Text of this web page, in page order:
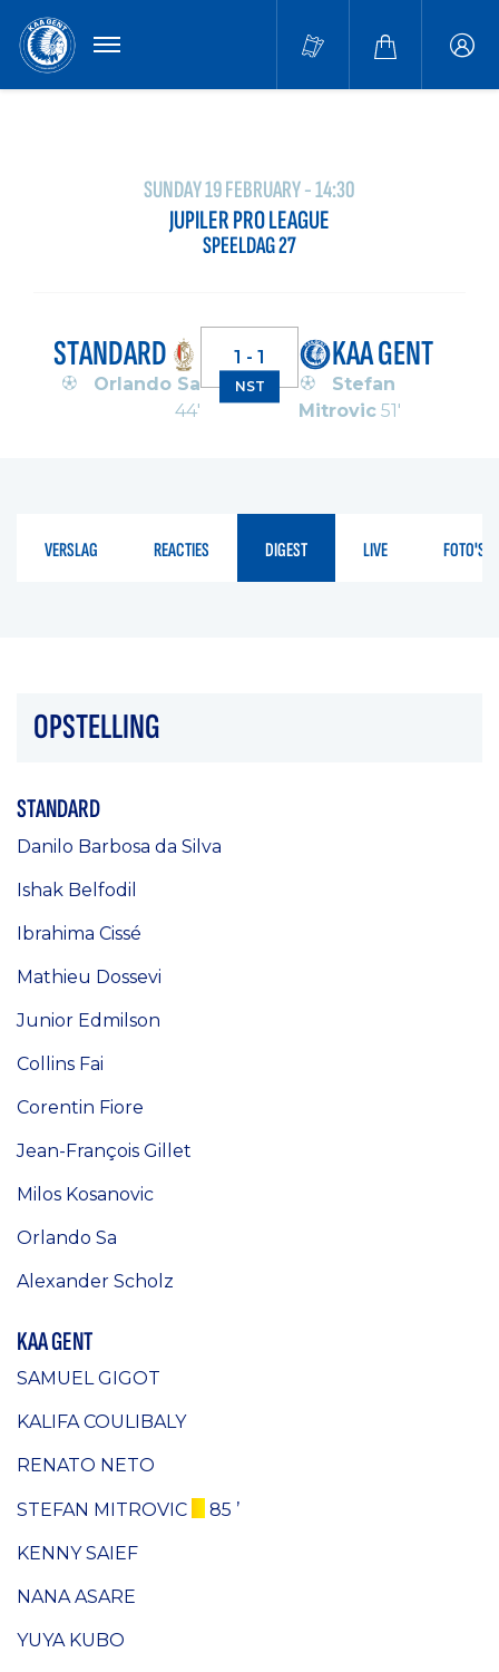
MENU
SUNDAY 19 FEBRUARY - 14:30
JUPILER PRO LEAGUE
SPEELDAG 27
STANDARD
Orlando Sa
44'
1 - 1
NST
KAA GENT
Stefan
Mitrovic 51'
VERSLAG REACTIES DIGEST LIVE FOTO'S
OPSTELLING
STANDARD
Danilo Barbosa da Silva
Ishak Belfodil
Ibrahima Cissé
Mathieu Dossevi
Junior Edmilson
Collins Fai
Corentin Fiore
Jean-François Gillet
Milos Kosanovic
Orlando Sa
Alexander Scholz
KAA GENT
SAMUEL GIGOT
KALIFA COULIBALY
RENATO NETO
STEFAN MITROVIC 85 ’
KENNY SAIEF
NANA ASARE
YUYA KUBO